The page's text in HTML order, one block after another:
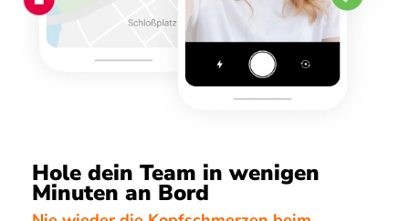
Hole dein Team in wenigen
Minuten an Bord